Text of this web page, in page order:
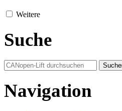
Weitere
Suche
Navigation